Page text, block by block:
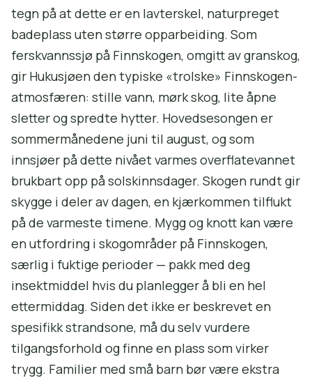
tegn på at dette er en lavterskel, naturpreget
badeplass uten større opparbeiding. Som
ferskvannssjø på Finnskogen, omgitt av granskog,
gir Hukusjøen den typiske «trolske» Finnskogen-
atmosfæren: stille vann, mørk skog, lite åpne
sletter og spredte hytter. Hovedsesongen er
sommermånedene juni til august, og som
innsjøer på dette nivået varmes overflatevannet
brukbart opp på solskinnsdager. Skogen rundt gir
skygge i deler av dagen, en kjærkommen tilflukt
på de varmeste timene. Mygg og knott kan være
en utfordring i skogområder på Finnskogen,
særlig i fuktige perioder — pakk med deg
insektmiddel hvis du planlegger å bli en hel
ettermiddag. Siden det ikke er beskrevet en
spesifikk strandsone, må du selv vurdere
tilgangsforhold og finne en plass som virker
trygg. Familier med små barn bør være ekstra